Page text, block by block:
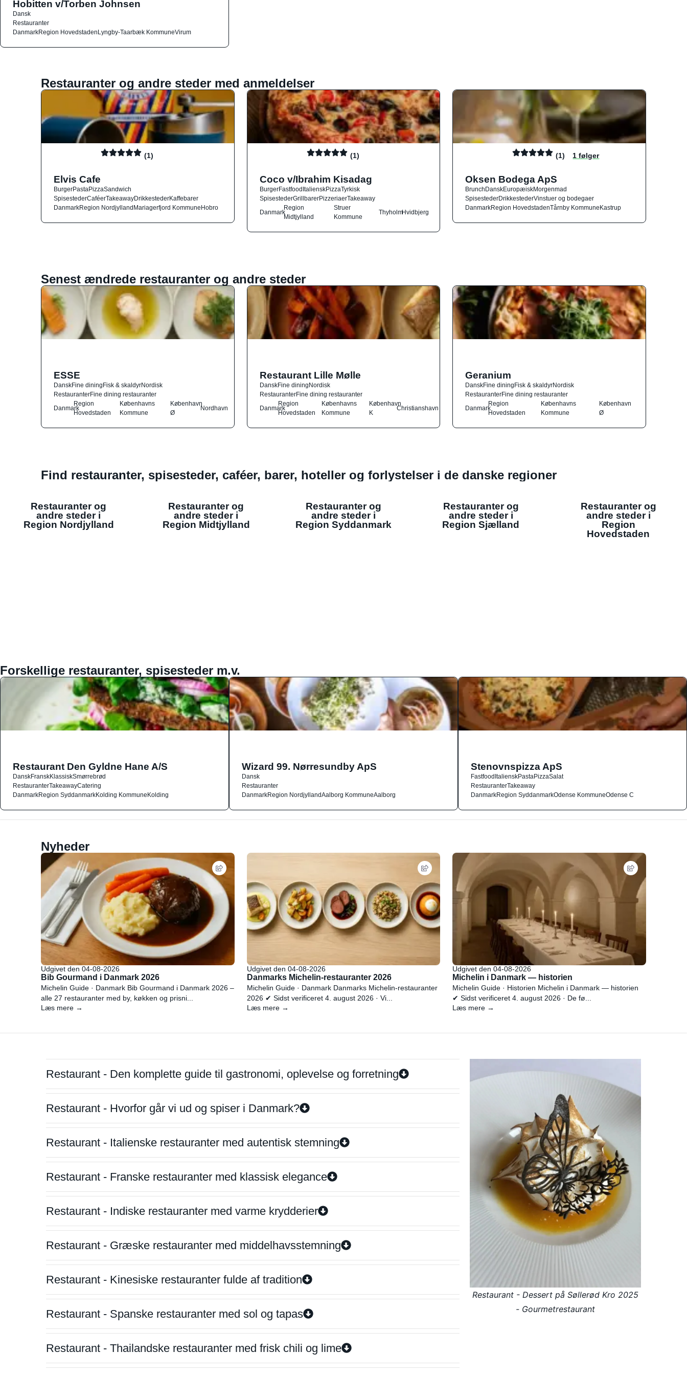
Hobitten v/Torben Johnsen
Dansk
Restauranter
DanmarkRegion HovedstadenLyngby-Taarbæk KommuneVirum
Restauranter og andre steder med anmeldelser
(1)
Elvis Cafe
BurgerPastaPizzaSandwich
SpisestederCaféerTakeawayDrikkestederKaffebarer
DanmarkRegion NordjyllandMariagerfjord KommuneHobro
(1)
Coco v/Ibrahim Kisadag
BurgerFastfoodItalienskPizzaTyrkisk
SpisestederGrillbarerPizzeriaerTakeaway
Danmark
Region
Midtjylland
Struer
Kommune
ThyholmHvidbjerg
(1) 1 følger
Oksen Bodega ApS
BrunchDanskEuropæiskMorgenmad
SpisestederDrikkestederVinstuer og bodegaer
DanmarkRegion HovedstadenTårnby KommuneKastrup
Senest ændrede restauranter og andre steder
ESSE
DanskFine diningFisk & skaldyrNordisk
RestauranterFine dining restauranter
Danmark
Region
Hovedstaden
Københavns
Kommune
København
Ø
Nordhavn
Restaurant Lille Mølle
DanskFine diningNordisk
RestauranterFine dining restauranter
Danmark
Region
Hovedstaden
Københavns
Kommune
København
K
Christianshavn
Geranium
DanskFine diningFisk & skaldyrNordisk
RestauranterFine dining restauranter
Danmark
Region
Hovedstaden
Københavns
Kommune
København
Ø
Find restauranter, spisesteder, caféer, barer, hoteller og forlystelser i de danske regioner
Restauranter og
andre steder i
Region Nordjylland
Restauranter og
andre steder i
Region Midtjylland
Restauranter og
andre steder i
Region Syddanmark
Restauranter og
andre steder i
Region Sjælland
Restauranter og
andre steder i
Region
Hovedstaden
Forskellige restauranter, spisesteder m.v.
Restaurant Den Gyldne Hane A/S
DanskFranskKlassiskSmørrebrød
RestauranterTakeawayCatering
DanmarkRegion SyddanmarkKolding KommuneKolding
Wizard 99. Nørresundby ApS
Dansk
Restauranter
DanmarkRegion NordjyllandAalborg KommuneAalborg
Stenovnspizza ApS
FastfoodItalienskPastaPizzaSalat
RestauranterTakeaway
DanmarkRegion SyddanmarkOdense KommuneOdense C
Nyheder
Udgivet den 04-08-2026
Bib Gourmand i Danmark 2026
Michelin Guide · Danmark Bib Gourmand i Danmark 2026 –
alle 27 restauranter med by, køkken og prisni...
Læs mere →
Udgivet den 04-08-2026
Danmarks Michelin-restauranter 2026
Michelin Guide · Danmark Danmarks Michelin-restauranter
2026 ✔ Sidst verificeret 4. august 2026 · Vi...
Læs mere →
Udgivet den 04-08-2026
Michelin i Danmark — historien
Michelin Guide · Historien Michelin i Danmark — historien
✔ Sidst verificeret 4. august 2026 · De fø...
Læs mere →
Restaurant - Den komplette guide til gastronomi, oplevelse og forretning
Restaurant - Hvorfor går vi ud og spiser i Danmark?
Restaurant - Italienske restauranter med autentisk stemning
Restaurant - Franske restauranter med klassisk elegance
Restaurant - Indiske restauranter med varme krydderier
Restaurant - Græske restauranter med middelhavsstemning
Restaurant - Kinesiske restauranter fulde af tradition
Restaurant - Spanske restauranter med sol og tapas
Restaurant - Thailandske restauranter med frisk chili og lime
Restaurant - Dessert på Søllerød Kro 2025
- Gourmetrestaurant